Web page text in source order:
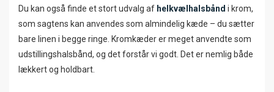
Du kan også finde et stort udvalg af helkvælhalsbånd i krom,
som sagtens kan anvendes som almindelig kæde – du sætter
bare linen i begge ringe. Kromkæder er meget anvendte som
udstillingshalsbånd, og det forstår vi godt. Det er nemlig både
lækkert og holdbart.